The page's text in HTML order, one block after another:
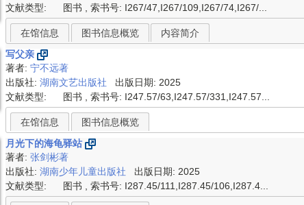
文献类型:
图书 , 索书号: I267/47,I267/109,I267/74,I267/...
在馆信息 图书信息概览
内容简介
写父亲
著者:宁不远著
出版社:湖南文艺出版社
出版日期: 2025
文献类型:
图书 , 索书号: I247.57/63,I247.57/331,I247.57...
在馆信息
图书信息概览
月光下的海龟驿站
著者:张剑彬著
出版社:湖南少年儿童出版社
出版日期: 2025
文献类型:
图书 , 索书号: I287.45/111,I287.45/106,I287.4...